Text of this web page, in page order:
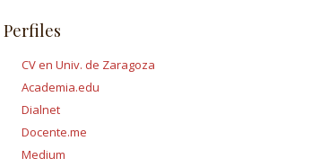
Perfiles
CV en Univ. de Zaragoza
Academia.edu
Dialnet
Docente.me
Medium